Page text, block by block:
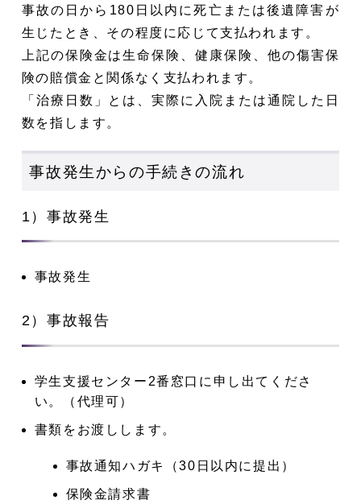
事故の日から180日以内に死亡または後遺障害が
生じたとき、その程度に応じて支払われます。
上記の保険金は生命保険、健康保険、他の傷害保
険の賠償金と関係なく支払われます。
「治療日数」とは、実際に入院または通院した日
数を指します。
事故発生からの手続きの流れ
1）事故発生
事故発生
2）事故報告
学生支援センター2番窓口に申し出てくださ
い。（代理可）
書類をお渡しします。
事故通知ハガキ（30日以内に提出）
保険金請求書